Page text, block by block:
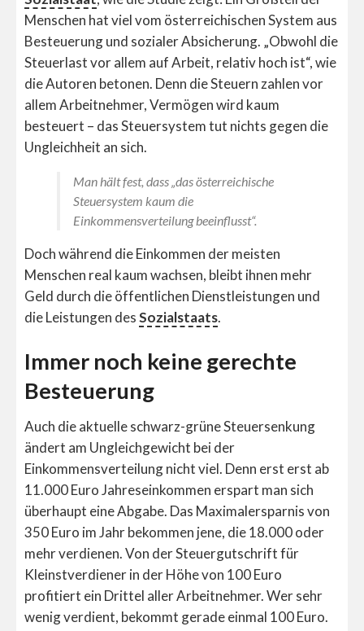
Menschen hat viel vom österreichischen System aus
Besteuerung und sozialer Absicherung. „Obwohl die
Steuerlast vor allem auf Arbeit, relativ hoch ist“, wie
die Autoren betonen. Denn die Steuern zahlen vor
allem Arbeitnehmer, Vermögen wird kaum
besteuert – das Steuersystem tut nichts gegen die
Ungleichheit an sich.
Man hält fest, dass „das österreichische
Steuersystem kaum die
Einkommensverteilung beeinflusst“.
Doch während die Einkommen der meisten
Menschen real kaum wachsen, bleibt ihnen mehr
Geld durch die öffentlichen Dienstleistungen und
die Leistungen desSozialstaats.
Immer noch keine gerechte
Besteuerung
Auch die aktuelle schwarz-grüne Steuersenkung
ändert am Ungleichgewicht bei der
Einkommensverteilung nicht viel. Denn erst erst ab
11.000 Euro Jahreseinkommen erspart man sich
überhaupt eine Abgabe. Das Maximalersparnis von
350 Euro im Jahr bekommen jene, die 18.000 oder
mehr verdienen. Von der Steuergutschrift für
Kleinstverdiener in der Höhe von 100 Euro
profitiert ein Drittel aller Arbeitnehmer. Wer sehr
wenig verdient, bekommt gerade einmal 100 Euro.